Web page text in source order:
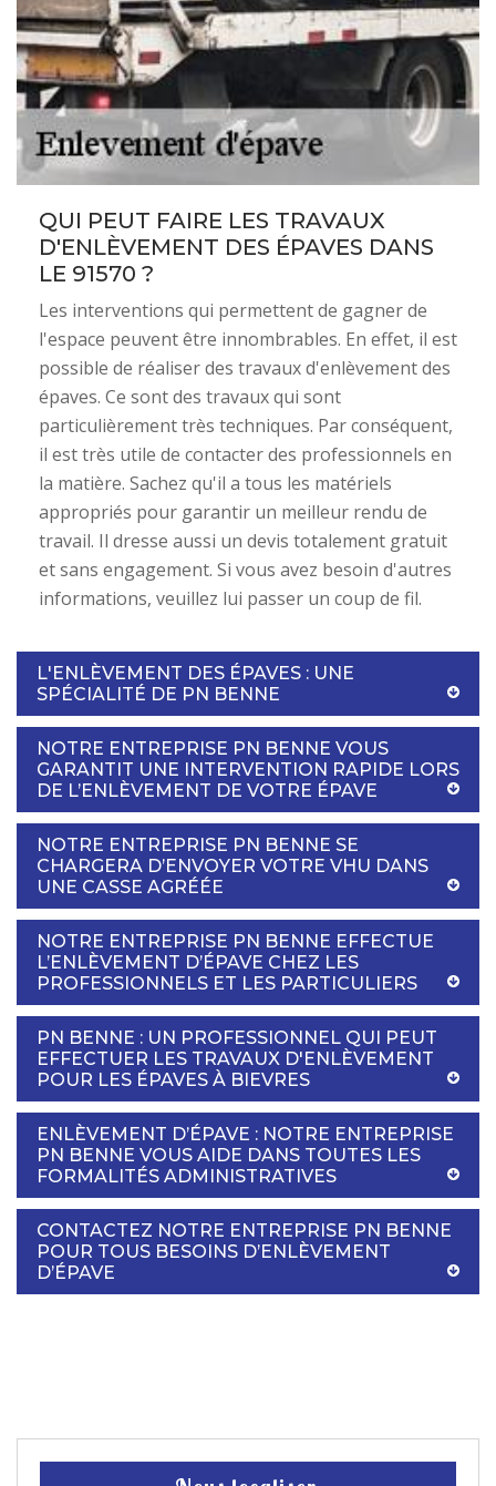
QUI PEUT FAIRE LES TRAVAUX
D'ENLÈVEMENT DES ÉPAVES DANS
LE 91570 ?
Les interventions qui permettent de gagner de
l'espace peuvent être innombrables. En effet, il est
possible de réaliser des travaux d'enlèvement des
épaves. Ce sont des travaux qui sont
particulièrement très techniques. Par conséquent,
il est très utile de contacter des professionnels en
la matière. Sachez qu'il a tous les matériels
appropriés pour garantir un meilleur rendu de
travail. Il dresse aussi un devis totalement gratuit
et sans engagement. Si vous avez besoin d'autres
informations, veuillez lui passer un coup de fil.
L'ENLÈVEMENT DES ÉPAVES : UNE
SPÉCIALITÉ DE PN BENNE
NOTRE ENTREPRISE PN BENNE VOUS
GARANTIT UNE INTERVENTION RAPIDE LORS
DE L’ENLÈVEMENT DE VOTRE ÉPAVE
NOTRE ENTREPRISE PN BENNE SE
CHARGERA D’ENVOYER VOTRE VHU DANS
UNE CASSE AGRÉÉE
NOTRE ENTREPRISE PN BENNE EFFECTUE
L’ENLÈVEMENT D’ÉPAVE CHEZ LES
PROFESSIONNELS ET LES PARTICULIERS
PN BENNE : UN PROFESSIONNEL QUI PEUT
EFFECTUER LES TRAVAUX D'ENLÈVEMENT
POUR LES ÉPAVES À BIEVRES
ENLÈVEMENT D’ÉPAVE : NOTRE ENTREPRISE
PN BENNE VOUS AIDE DANS TOUTES LES
FORMALITÉS ADMINISTRATIVES
CONTACTEZ NOTRE ENTREPRISE PN BENNE
POUR TOUS BESOINS D’ENLÈVEMENT
D’ÉPAVE